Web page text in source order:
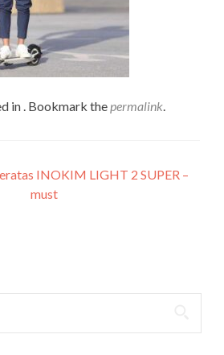
in . Bookmark thepermalink.
INOKIM LIGHT 2 SUPER –
must